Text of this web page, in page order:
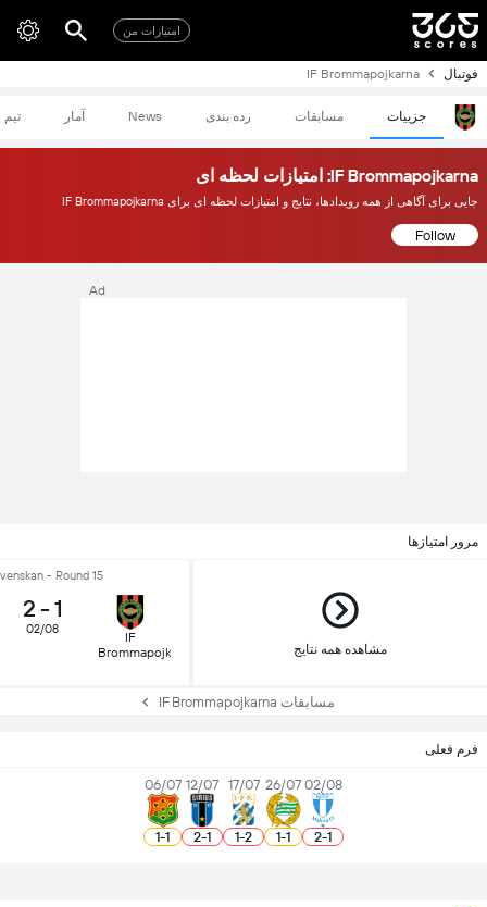
امتیازات من
فوتبال IF Brommapojkarna
جزییات مسابقات رده بندی News آمار تیم
IF Brommapojkarna: امتیازات لحظه ای
جایی برای آگاهی از همه رویدادها، نتایج و امتیازات لحظه ای برای IF Brommapojkarna
Follow
Ad
مرور امتیازها
مشاهده همه نتایج
- Round 15
IF
Brommapojkarna
1
-
2
02/08
مسابقات IF Brommapojkarna
فرم فعلی
02/08
1
-
2
26/07
1
-
1
17/07
2
-
1
12/07
1
-
2
06/07
1
-
1